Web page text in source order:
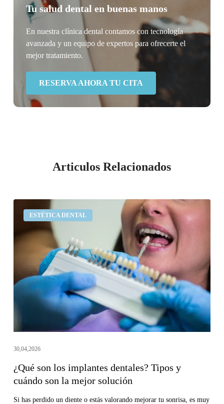
Tu salud dental en buenas manos
En nuestra clínica dental contamos con tecnología
avanzada y un equipo de expertos para ofrecerte el
mejor tratamiento.
RESERVA AHORA TU CITA
Articulos Relacionados
ESTÉTICA DENTAL
son
implantes
dentales?
Tipos
y
cuándo
la
mejor
30,04,2026
¿Qué son los implantes dentales? Tipos y
cuándo son la mejor solución
Si has perdido un diente o estás valorando mejorar tu sonrisa, es muy